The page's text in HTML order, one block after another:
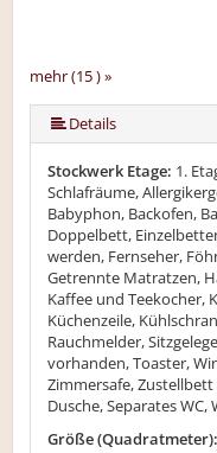
mehr (15 ) »
mehr (15 ) »
mehr (15 ) »
mehr (15 ) »
mehr (15 ) »
mehr (15 ) »
mehr (15 ) »
mehr (15 ) »
mehr (15 ) »
mehr (15 ) »
mehr (15 ) »
mehr (15 ) »
Details
Stockwerk Etage: 1.
Schlafräume,
Babyphon, Backofen,
Doppelbett,
werden, Fernseher,
Getrennte Matratzen,
Kaffee und Teekocher,
Küchenzeile,
Rauchmelder,
vorhanden, Toaster,
Zimmersafe, Zustellbett
Dusche, Separates WC,
Größe